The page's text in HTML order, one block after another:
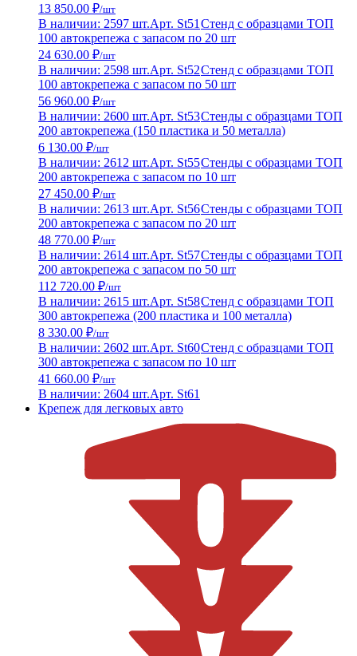
13 850.00 ₽/шт
В наличии: 2597 шт.Арт. St51 Стенд с образцами ТОП
100 автокрепежа с запасом по 20 шт
24 630.00 ₽/шт
В наличии: 2598 шт.Арт. St52Стенд с образцами ТОП
100 автокрепежа с запасом по 50 шт
56 960.00 ₽/шт
В наличии: 2600 шт.Арт. St53Стенды с образцами ТОП
200 автокрепежа (150 пластика и 50 металла)
6 130.00 ₽/шт
В наличии: 2612 шт.Арт. St55Стенды с образцами ТОП
200 автокрепежа с запасом по 10 шт
27 450.00 ₽/шт
В наличии: 2613 шт.Арт. St56Стенды с образцами ТОП
200 автокрепежа с запасом по 20 шт
48 770.00 ₽/шт
В наличии: 2614 шт.Арт. St57Стенды с образцами ТОП
200 автокрепежа с запасом по 50 шт
112 720.00 ₽/шт
В наличии: 2615 шт.Арт. St58Стенд с образцами ТОП
300 автокрепежа (200 пластика и 100 металла)
8 330.00 ₽/шт
В наличии: 2602 шт.Арт. St60Стенд с образцами ТОП
300 автокрепежа с запасом по 10 шт
41 660.00 ₽/шт
В наличии: 2604 шт.Арт. St61
Крепеж для легковых авто